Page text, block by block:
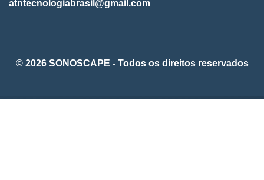
atntecnologiabrasil@gmail.com
© 2026 SONOSCAPE - Todos os direitos reservados